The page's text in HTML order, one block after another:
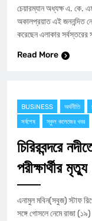
চেয়ারম্যান অধ্যক্ষ এ. কে.
অকালপ্রয়াত এই জননন্দিত
করেছেন এলাকার সর্বস্তরের
Read More
BUSINESS অর্থনীতি
সর্বশেষ
স্কুল কলেজের খবর
চিরিরবন্দরে
পরীক্ষার্থীর
এনামুল মবিন(সবুজ) স্টাফ
সঙ্গে গোসলে নেমে রাজা